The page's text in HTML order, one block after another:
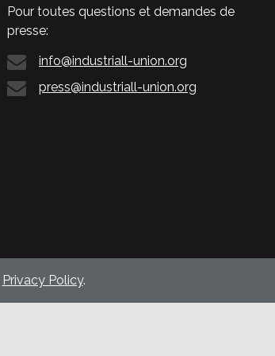
Pour toutes questions et demandes de
presse:
info@industriall-union.org
press@industriall-union.org
Privacy Policy.